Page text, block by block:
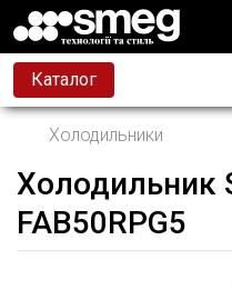
Каталог
Холодильники
Холодильник
FAB50RPG5